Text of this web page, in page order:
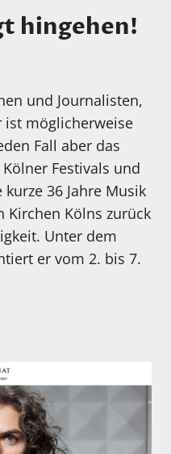
hingehen!
und Journalisten,
ist möglicherweise
Fall aber das
Festivals und
36 Jahre Musik
Kirchen Kölns zurück
Unter dem
er vom 2. bis 7.